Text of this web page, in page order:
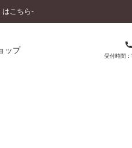
はこちら-
ップ